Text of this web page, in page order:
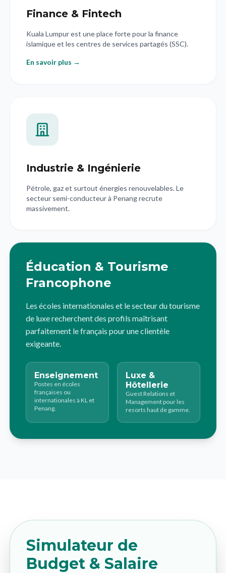
Finance & Fintech
Kuala Lumpur est une place forte pour la finance
islamique et les centres de services partagés (SSC).
En savoir plus →
Industrie & Ingénierie
Pétrole, gaz et surtout énergies renouvelables. Le
secteur semi-conducteur à Penang recrute
massivement.
Éducation & Tourisme
Francophone
Les écoles internationales et le secteur du tourisme
de luxe recherchent des profils maîtrisant
parfaitement le français pour une clientèle
exigeante.
Enseignement
Postes en écoles
françaises ou
internationales à KL et
Penang.
Luxe &
Hôtellerie
Guest Relations et
Management pour les
resorts haut de gamme.
Simulateur de
Budget & Salaire